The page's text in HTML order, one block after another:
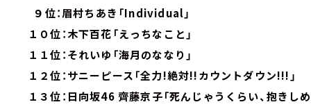
９位：眉村ちあき「Individual」
１０位：木下百花「えっちなこと」
１１位：それいゆ「海月のななり」
１２位：サニーピース「全力!絶対!!カウントダウン!!!」
１３位：日向坂46 齊藤京子「死んじゃうくらい、抱きし